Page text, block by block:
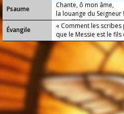
Psaume
Chante, ô mon âme,
la louange du Seigneur !
ou : Alléluia !
Évangile
« Comment les
que le Messie est le fils